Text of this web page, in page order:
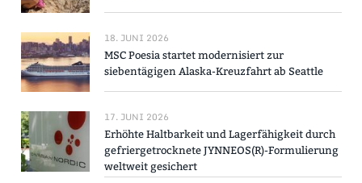
18. JUNI 2026
MSC Poesia startet modernisiert zur
siebentägigen Alaska-Kreuzfahrt ab Seattle
17. JUNI 2026
Erhöhte Haltbarkeit und Lagerfähigkeit durch
gefriergetrocknete JYNNEOS(R)-Formulierung
weltweit gesichert